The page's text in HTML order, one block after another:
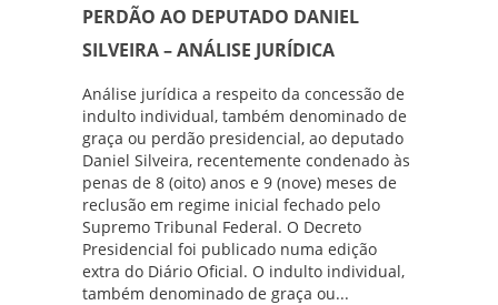
PERDÃO AO DEPUTADO DANIEL
SILVEIRA – ANÁLISE JURÍDICA
Análise jurídica a respeito da concessão de
indulto individual, também denominado de
graça ou perdão presidencial, ao deputado
Daniel Silveira, recentemente condenado às
penas de 8 (oito) anos e 9 (nove) meses de
reclusão em regime inicial fechado pelo
Supremo Tribunal Federal. O Decreto
Presidencial foi publicado numa edição
extra do Diário Oficial. O indulto individual,
também denominado de graça ou...